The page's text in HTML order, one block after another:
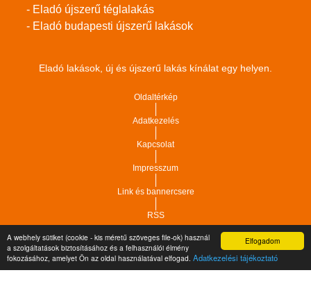
Elfogadom
A webhely sütiket (cookie - kis méretű szöveges file-ok) használ
a szolgáltatások biztosításához és a felhasználói élmény
fokozásához, amelyet Ön az oldal használatával elfogad. Adatkezelési tájékoztató
- Eladó újszerű téglalakás
- Eladó budapesti újszerű lakások
Eladó lakások, új és újszerű lakás kínálat egy helyen.
Oldaltérkép
Adatkezelés
Kapcsolat
Impresszum
Link és bannercsere
RSS
Copyright © 2021.Vár-Köz Kft. - Ingatlan nyilvántartó, ügyviteli és
adminisztrációs szoftver